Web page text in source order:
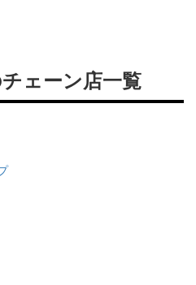
ェーン店一覧